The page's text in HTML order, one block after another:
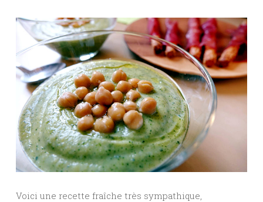
Voici une recette fraîche très sympathique,